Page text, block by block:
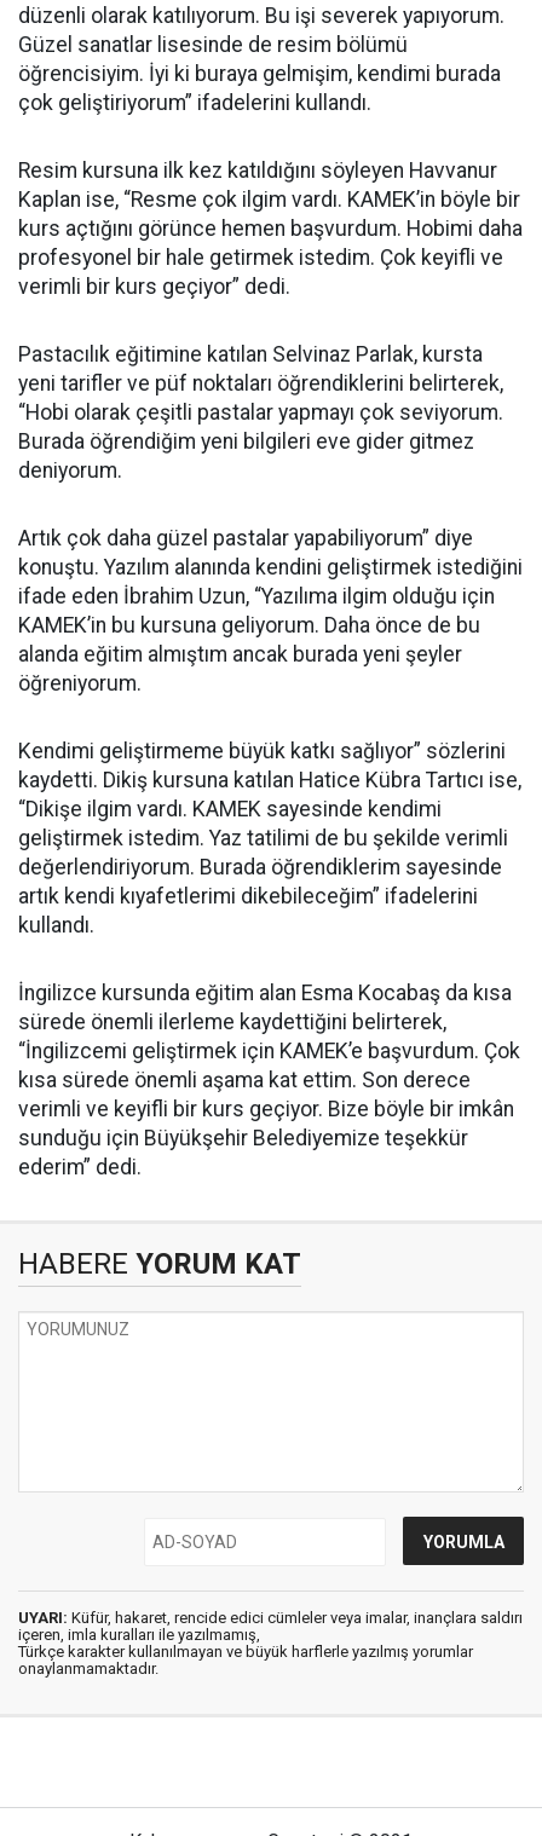
düzenli olarak katılıyorum. Bu işi severek yapıyorum.
Güzel sanatlar lisesinde de resim bölümü
öğrencisiyim. İyi ki buraya gelmişim, kendimi burada
çok geliştiriyorum” ifadelerini kullandı.
Resim kursuna ilk kez katıldığını söyleyen Havvanur
Kaplan ise, “Resme çok ilgim vardı. KAMEK’in böyle bir
kurs açtığını görünce hemen başvurdum. Hobimi daha
profesyonel bir hale getirmek istedim. Çok keyifli ve
verimli bir kurs geçiyor” dedi.
Pastacılık eğitimine katılan Selvinaz Parlak, kursta
yeni tarifler ve püf noktaları öğrendiklerini belirterek,
“Hobi olarak çeşitli pastalar yapmayı çok seviyorum.
Burada öğrendiğim yeni bilgileri eve gider gitmez
deniyorum.
Artık çok daha güzel pastalar yapabiliyorum” diye
konuştu. Yazılım alanında kendini geliştirmek istediğini
ifade eden İbrahim Uzun, “Yazılıma ilgim olduğu için
KAMEK’in bu kursuna geliyorum. Daha önce de bu
alanda eğitim almıştım ancak burada yeni şeyler
öğreniyorum.
Kendimi geliştirmeme büyük katkı sağlıyor” sözlerini
kaydetti. Dikiş kursuna katılan Hatice Kübra Tartıcı ise,
“Dikişe ilgim vardı. KAMEK sayesinde kendimi
geliştirmek istedim. Yaz tatilimi de bu şekilde verimli
değerlendiriyorum. Burada öğrendiklerim sayesinde
artık kendi kıyafetlerimi dikebileceğim” ifadelerini
kullandı.
İngilizce kursunda eğitim alan Esma Kocabaş da kısa
sürede önemli ilerleme kaydettiğini belirterek,
“İngilizcemi geliştirmek için KAMEK’e başvurdum. Çok
kısa sürede önemli aşama kat ettim. Son derece
verimli ve keyifli bir kurs geçiyor. Bize böyle bir imkân
sunduğu için Büyükşehir Belediyemize teşekkür
ederim” dedi.
HABERE YORUM KAT
UYARI: Küfür, hakaret, rencide edici cümleler veya imalar, inançlara saldırı
içeren, imla kuralları ile yazılmamış,
Türkçe karakter kullanılmayan ve büyük harflerle yazılmış yorumlar
onaylanmamaktadır.